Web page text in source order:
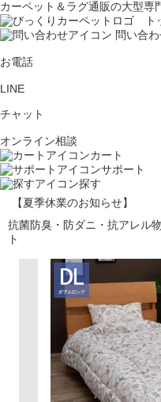
カーペット＆ラグ通販の大型専
問い合
お電話
LINE
チャット
オンライン相談
カート
サポート
探す
【夏季休業のお知らせ】
抗菌防臭・防ダニ・抗アレル
ト